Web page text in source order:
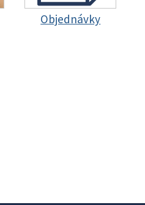
Objednávky